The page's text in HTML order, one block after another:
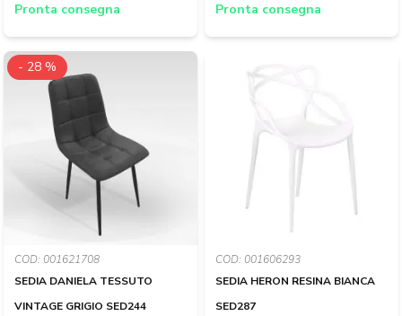
Pronta consegna
Pronta consegna
COD: 001621708
SEDIA DANIELA TESSUTO
VINTAGE GRIGIO SED244
- 28 %
COD: 001606293
SEDIA HERON RESINA BIANCA
SED287